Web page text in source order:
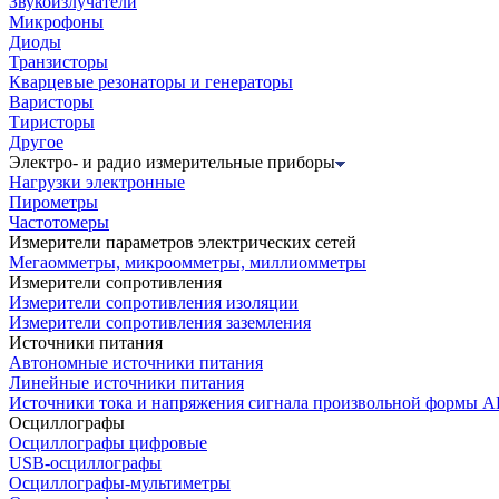
Микрофоны
Диоды
Транзисторы
Кварцевые резонаторы и генераторы
Варисторы
Тиристоры
Другое
Электро- и радио измерительные приборы
Нагрузки электронные
Пирометры
Частотомеры
Измерители параметров электрических сетей
Мегаомметры, микроомметры, миллиомметры
Измерители сопротивления
Измерители сопротивления изоляции
Измерители сопротивления заземления
Источники питания
Автономные источники питания
Линейные источники питания
Источники тока и напряжения сигнала произвольной формы
Осциллографы
Осциллографы цифровые
USB-осциллографы
Осциллографы-мультиметры